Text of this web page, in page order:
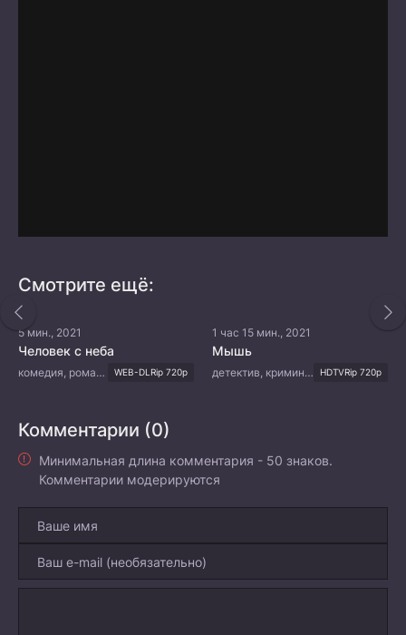
Смотрите ещё:
5 мин., 2021
Человек с неба
комедия, романтика, фэнтези WEB-DLRip 720p
1 час 15 мин., 2021
Мышь
детектив, криминал, триллер, мистика, психология HDTVRip 720p
Комментарии (0)
Минимальная длина комментария - 50 знаков.
Комментарии модерируются